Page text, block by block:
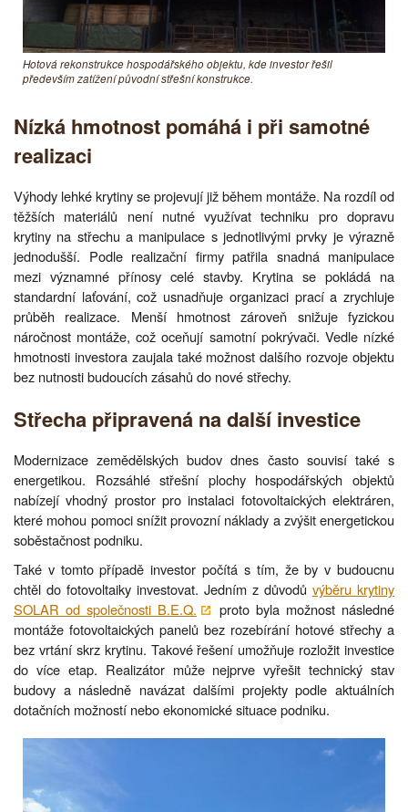
Hotová rekonstrukce hospodářského objektu, kde investor řešil
především zatížení původní střešní konstrukce.
Nízká hmotnost pomáhá i při samotné
realizaci
Výhody lehké krytiny se projevují již během montáže. Na rozdíl od
těžších materiálů není nutné využívat techniku pro dopravu
krytiny na střechu a manipulace s jednotlivými prvky je výrazně
jednodušší. Podle realizační firmy patřila snadná manipulace
mezi významné přínosy celé stavby. Krytina se pokládá na
standardní laťování, což usnadňuje organizaci prací a zrychluje
průběh realizace. Menší hmotnost zároveň snižuje fyzickou
náročnost montáže, což oceňují samotní pokrývači. Vedle nízké
hmotnosti investora zaujala také možnost dalšího rozvoje objektu
bez nutnosti budoucích zásahů do nové střechy.
Střecha připravená na další investice
Modernizace zemědělských budov dnes často souvisí také s
energetikou. Rozsáhlé střešní plochy hospodářských objektů
nabízejí vhodný prostor pro instalaci fotovoltaických elektráren,
které mohou pomoci snížit provozní náklady a zvýšit energetickou
soběstačnost podniku.
Také v tomto případě investor počítá s tím, že by v budoucnu
chtěl do fotovoltaiky investovat. Jedním z důvodů výběru krytiny
SOLAR od společnosti B.E.Q.
proto byla možnost následné
montáže fotovoltaických panelů bez rozebírání hotové střechy a
bez vrtání skrz krytinu. Takové řešení umožňuje rozložit investice
do více etap. Realizátor může nejprve vyřešit technický stav
budovy a následně navázat dalšími projekty podle aktuálních
dotačních možností nebo ekonomické situace podniku.